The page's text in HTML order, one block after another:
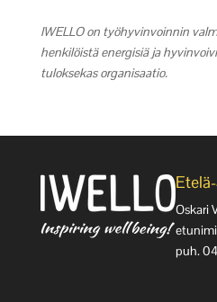
IWELLO on työhyvinvoinnin
henkilöistä energisiä ja
tuloksekas organisaatio.
Oskari
puh.